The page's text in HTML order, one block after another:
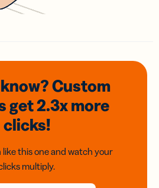
Custom
get 2.3xmore
clicks!
like this one and watch your
multiply.